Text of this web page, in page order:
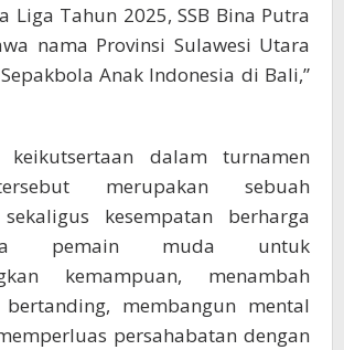
Liga Tahun 2025, SSB Bina Putra
nama Provinsi Sulawesi Utara
Anak Indonesia di Bali,”
keikutsertaan dalam turnamen
merupakan sebuah
kesempatan berharga
pemain muda untuk
kemampuan, menambah
bertanding, membangun mental
persahabatan dengan